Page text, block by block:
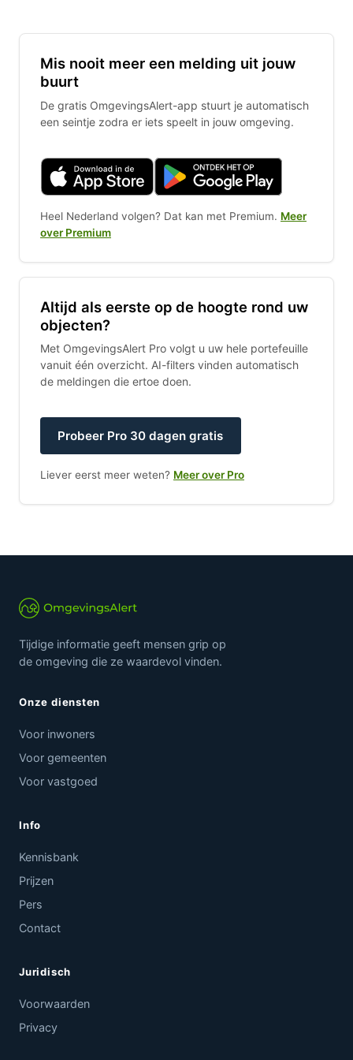
Mis nooit meer een melding uit jouw
buurt
De gratis OmgevingsAlert-app stuurt je automatisch
een seintje zodra er iets speelt in jouw omgeving.
Heel Nederland volgen? Dat kan met Premium. Meer
over Premium
Altijd als eerste op de hoogte rond uw
objecten?
Met OmgevingsAlert Pro volgt u uw hele portefeuille
vanuit één overzicht. AI-filters vinden automatisch
de meldingen die ertoe doen.
Probeer Pro 30 dagen gratis
Liever eerst meer weten? Meer over Pro
Tijdige informatie geeft mensen grip op
de omgeving die ze waardevol vinden.
Onze diensten
Voor inwoners
Voor gemeenten
Voor vastgoed
Info
Kennisbank
Prijzen
Pers
Contact
Juridisch
Voorwaarden
Privacy